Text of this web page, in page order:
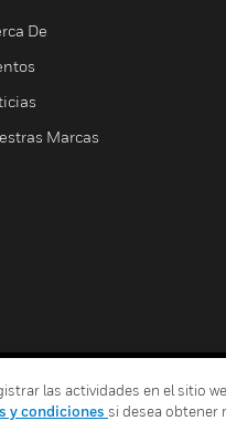
De
Marcas
Y Condiciones
Opciones De Privacidad
las actividades en el sitio
y condiciones si desea obtener